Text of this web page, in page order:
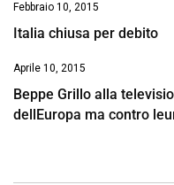
Febbraio 10, 2015
Italia chiusa per debito
Aprile 10, 2015
Beppe Grillo alla
dellEuropa ma contro